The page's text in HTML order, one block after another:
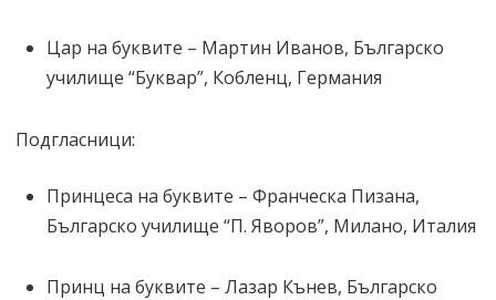
Цар на буквите – Мартин Иванов, Българско
училище “Буквар”, Кобленц, Германия
Подгласници:
Принцеса на буквите – Франческа Пизана,
Българско училище “П. Яворов”, Милано, Италия
Принц на буквите – Лазар Кънев, Българско